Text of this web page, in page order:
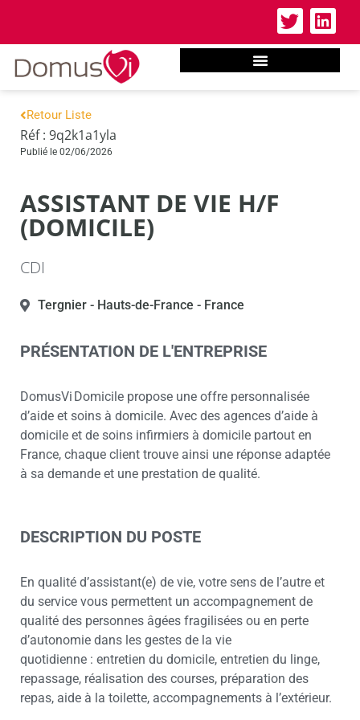
Retour Liste
Réf : 9q2k1a1yla
Publié le 02/06/2026
ASSISTANT DE VIE H/F
(DOMICILE)
CDI
Tergnier - Hauts-de-France - France
PRÉSENTATION DE L'ENTREPRISE
DomusVi Domicile propose une offre personnalisée
d’aide et soins à domicile. Avec des agences d’aide à
domicile et de soins infirmiers à domicile partout en
France, chaque client trouve ainsi une réponse adaptée
à sa demande et une prestation de qualité.
DESCRIPTION DU POSTE
En qualité d’assistant(e) de vie, votre sens de l’autre et
du service vous permettent un accompagnement de
qualité des personnes âgées fragilisées ou en perte
d’autonomie dans les gestes de la vie
quotidienne : entretien du domicile, entretien du linge,
repassage, réalisation des courses, préparation des
repas, aide à la toilette, accompagnements à l’extérieur.